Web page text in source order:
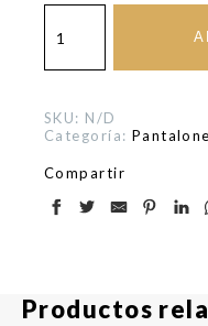
Snoopy
SKU: N/D
Categoría:
Compartir
Productos